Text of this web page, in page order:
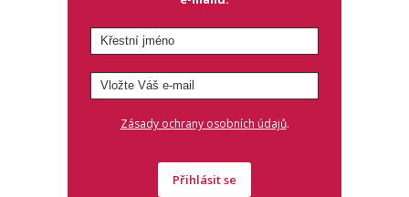
Zásady ochrany osobních údajů.
Přihlásit se